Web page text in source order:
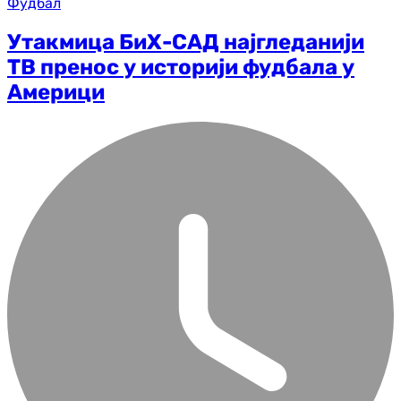
Утакмица БиХ-САД најгледанији
ТВ пренос у историји фудбала у
Америци